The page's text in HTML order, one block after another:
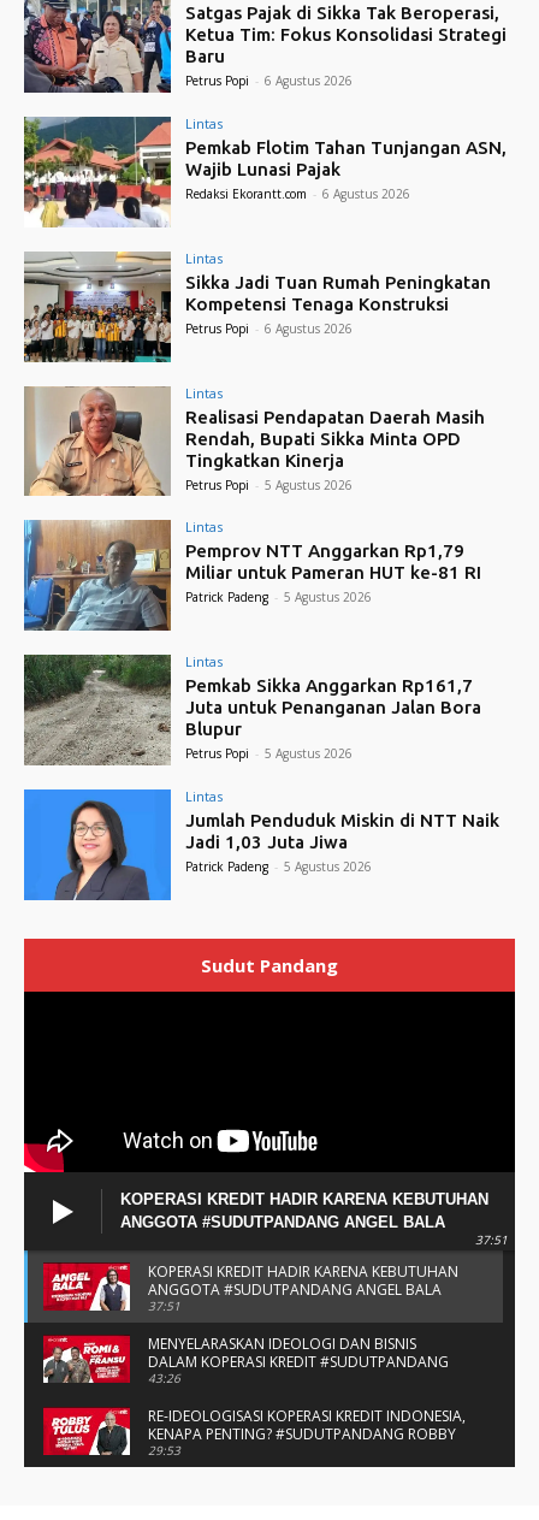
Satgas Pajak di Sikka Tak Beroperasi,
Ketua Tim: Fokus Konsolidasi Strategi
Baru
Petrus Popi - 6 Agustus 2026
Lintas
Pemkab Flotim Tahan Tunjangan ASN,
Wajib Lunasi Pajak
Redaksi Ekorantt.com - 6 Agustus 2026
Lintas
Sikka Jadi Tuan Rumah Peningkatan
Kompetensi Tenaga Konstruksi
Petrus Popi - 6 Agustus 2026
Lintas
Realisasi Pendapatan Daerah Masih
Rendah, Bupati Sikka Minta OPD
Tingkatkan Kinerja
Petrus Popi - 5 Agustus 2026
Lintas
Pemprov NTT Anggarkan Rp1,79
Miliar untuk Pameran HUT ke-81 RI
Patrick Padeng - 5 Agustus 2026
Lintas
Pemkab Sikka Anggarkan Rp161,7
Juta untuk Penanganan Jalan Bora
Blupur
Petrus Popi - 5 Agustus 2026
Lintas
Jumlah Penduduk Miskin di NTT Naik
Jadi 1,03 Juta Jiwa
Patrick Padeng - 5 Agustus 2026
Sudut Pandang
KOPERASI KREDIT HADIR KARENA KEBUTUHAN
ANGGOTA #SUDUTPANDANG ANGEL BALA
37:51
KOPERASI KREDIT HADIR KARENA KEBUTUHAN
ANGGOTA #SUDUTPANDANG ANGEL BALA
37:51
MENYELARASKAN IDEOLOGI DAN BISNIS
DALAM KOPERASI KREDIT #SUDUTPANDANG
BAPAK ROMI & BAPAK FRANSU
43:26
RE-IDEOLOGISASI KOPERASI KREDIT INDONESIA,
KENAPA PENTING? #SUDUTPANDANG ROBBY
TULUS
29:53